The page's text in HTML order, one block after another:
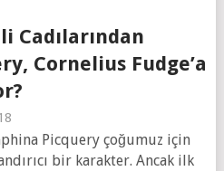
Cadılarından
Cornelius Fudge’a
Picquery çoğumuz için
bir karakter. Ancak ilk